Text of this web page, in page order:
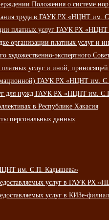
Положения о системе
труда в ГАУК РХ «НЦНТ им.
платных услуг ГАУК РХ
организации платных услуг и
художественно-экспертного
услуг и иной, приносящей
ГАУК РХ «НЦНТ им.
для нужд ГАУК РХ «НЦНТ им.
в Республике Хакасия
персональных данных
им. С.П. Кадышева»
услуг в ГАУК РХ
услуг в КИЗе-